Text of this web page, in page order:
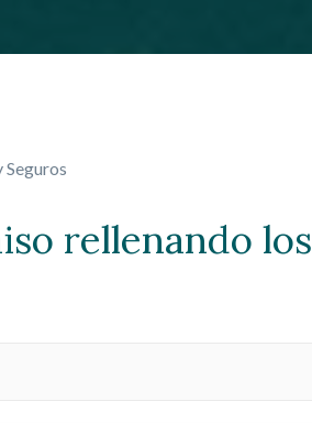
Seguros
rellenando los